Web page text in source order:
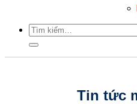
Tìm
kiếm:
Tin tức